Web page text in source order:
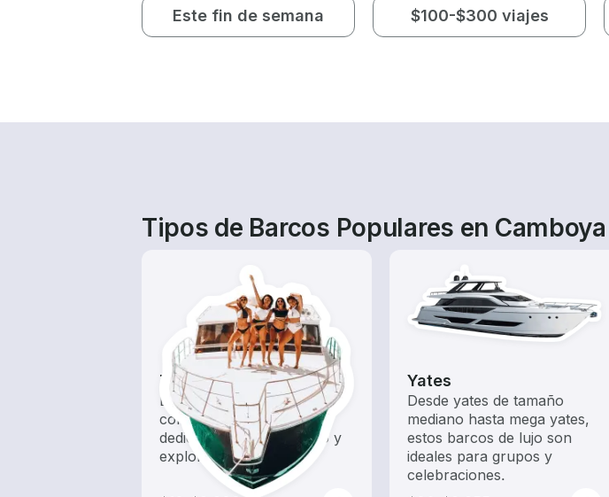
Este fin de semana $100-$300 viajes
Tipos de Barcos Populares en Camboya
Tours
Explora las aguas locales
con un alquiler de barco
dedicado a hacer turismo y
exploración.
Yates
Desde yates de tamaño
mediano hasta mega yates,
estos barcos de lujo son
ideales para grupos y
celebraciones.